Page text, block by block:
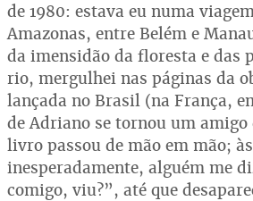
de 1980: estava eu numa
Amazonas, entre Belém e
da imensidão da floresta e das
rio, mergulhei nas páginas da
lançada no Brasil (na França,
de Adriano se tornou um amigo
livro passou de mão em mão;
inesperadamente, alguém me
comigo, viu?”, até que